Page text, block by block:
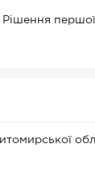
першої